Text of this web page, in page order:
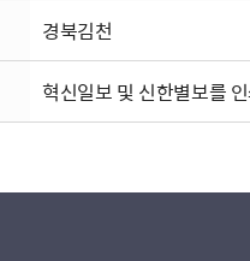
경북김천
혁신일보 및 신한별보를